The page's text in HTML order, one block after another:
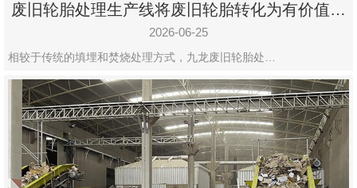
废旧轮胎处理生产线将废旧轮胎转化为有价值的
资源
2026-06-25
相较于传统的填埋和焚烧处理方式，九龙废旧轮胎处…